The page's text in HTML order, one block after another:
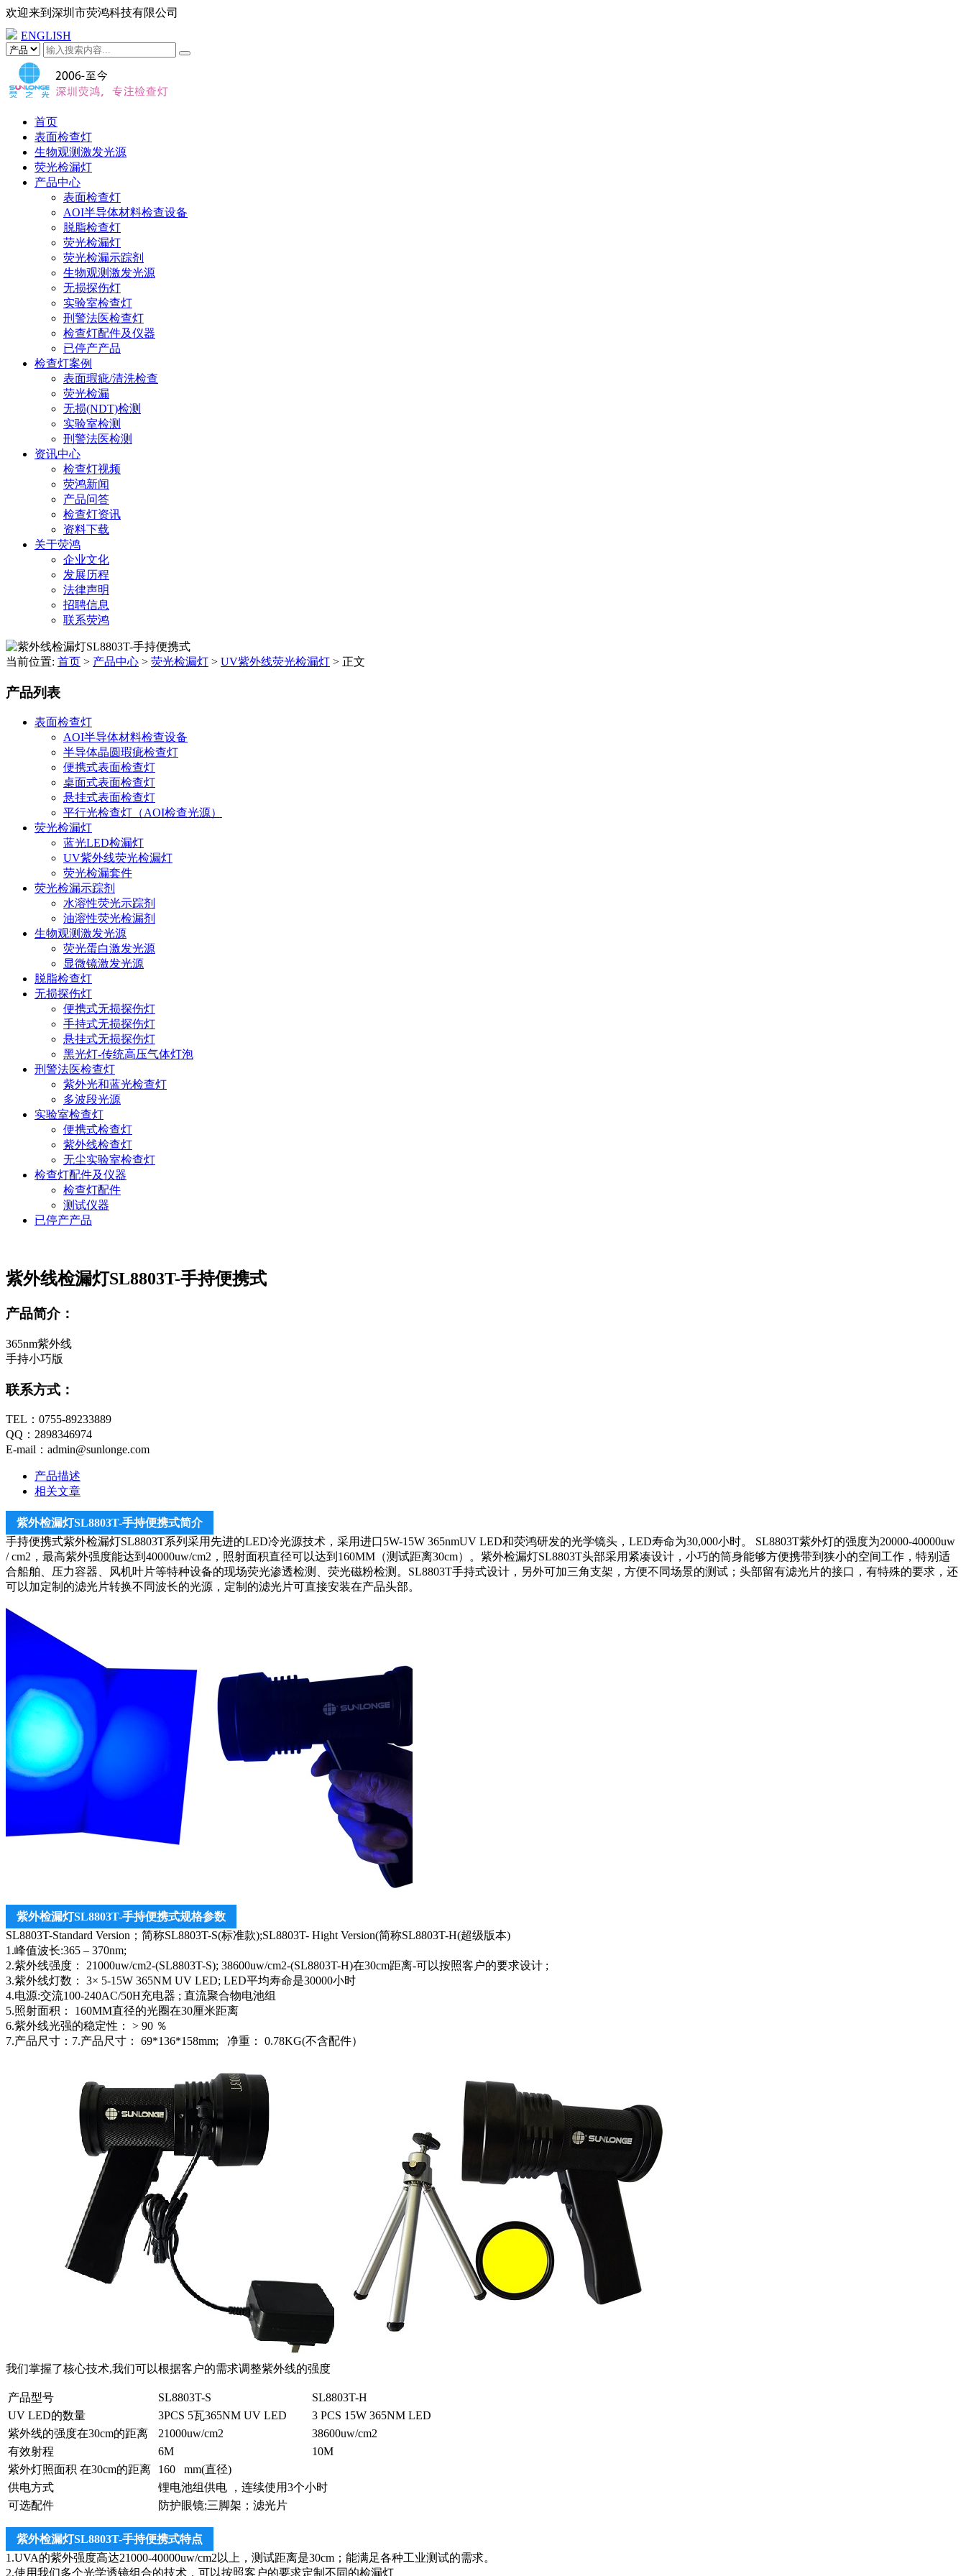
欢迎来到 深圳市荧鸿科技有限公司
ENGLISH
首页
表面检查灯
生物观测激发光源
荧光检漏灯
产品中心
表面检查灯
AOI半导体材料检查设备
脱脂检查灯
荧光检漏灯
荧光检漏示踪剂
生物观测激发光源
无损探伤灯
实验室检查灯
刑警法医检查灯
检查灯配件及仪器
已停产产品
检查灯案例
表面瑕疵/清洗检查
荧光检漏
无损(NDT)检测
实验室检测
刑警法医检测
资讯中心
检查灯视频
荧鸿新闻
产品问答
检查灯资讯
资料下载
关于荧鸿
企业文化
发展历程
法律声明
招聘信息
联系荧鸿
当前位置: 首页 > 产品中心 > 荧光检漏灯 > UV紫外线荧光检漏灯 > 正文
产品列表
表面检查灯
AOI半导体材料检查设备
半导体晶圆瑕疵检查灯
便携式表面检查灯
桌面式表面检查灯
悬挂式表面检查灯
平行光检查灯（AOI检查光源）
荧光检漏灯
蓝光LED检漏灯
UV紫外线荧光检漏灯
荧光检漏套件
荧光检漏示踪剂
水溶性荧光示踪剂
油溶性荧光检漏剂
生物观测激发光源
荧光蛋白激发光源
显微镜激发光源
脱脂检查灯
无损探伤灯
便携式无损探伤灯
手持式无损探伤灯
悬挂式无损探伤灯
黑光灯-传统高压气体灯泡
刑警法医检查灯
紫外光和蓝光检查灯
多波段光源
实验室检查灯
便携式检查灯
紫外线检查灯
无尘实验室检查灯
检查灯配件及仪器
检查灯配件
测试仪器
已停产产品
紫外线检漏灯SL8803T-手持便携式
产品简介：
365nm紫外线
手持小巧版
联系方式：
TEL：0755-89233889
QQ：2898346974
E-mail：admin@sunlonge.com
产品描述
相关文章
紫外检漏灯SL8803T-手持便携式简介
手持便携式紫外检漏灯SL8803T系列采用先进的LED冷光源技术，采用进口5W-15W 365nmUV LED和荧鸿研发的光学镜头，LED寿命为30,000小时。 SL8803T紫外灯的强度为20000-40000uw
/ cm2，最高紫外强度能达到40000uw/cm2，照射面积直径可以达到160MM（测试距离30cm）。紫外检漏灯SL8803T头部采用紧凑设计，小巧的筒身能够方便携带到狭小的空间工作，特别适
合船舶、压力容器、风机叶片等特种设备的现场荧光渗透检测、荧光磁粉检测。SL8803T手持式设计，另外可加三角支架，方便不同场景的测试；头部留有滤光片的接口，有特殊的要求，还
可以加定制的滤光片转换不同波长的光源，定制的滤光片可直接安装在产品头部。
紫外检漏灯SL8803T-手持便携式规格参数
SL8803T-Standard Version；简称SL8803T-S(标准款);SL8803T- Hight Version(简称SL8803T-H(超级版本)
1.峰值波长:365 – 370nm;
2.紫外线强度： 21000uw/cm2-(SL8803T-S); 38600uw/cm2-(SL8803T-H)在30cm距离-可以按照客户的要求设计 ;
3.紫外线灯数： 3× 5-15W 365NM UV LED; LED平均寿命是30000小时
4.电源:交流100-240AC/50H充电器 ; 直流聚合物电池组
5.照射面积： 160MM直径的光圈在30厘米距离
6.紫外线光强的稳定性： > 90 ％
7.产品尺寸：7.产品尺寸： 69*136*158mm; 净重： 0.78KG(不含配件）
我们掌握了核心技术,我们可以根据客户的需求调整紫外线的强度
产品型号 SL8803T-S
SL8803T-H
UV LED的数量
3PCS 5瓦365NM UV LED
3 PCS 15W 365NM LED
紫外线的强度在30cm的距离
21000uw/cm2
38600uw/cm2
有效射程
6M
10M
紫外灯照面积 在30cm的距离
160 mm(直径)
供电方式
锂电池组供电 ，连续使用3个小时
可选配件
防护眼镜;三脚架；滤光片
紫外检漏灯SL8803T-手持便携式特点
1.UVA的紫外强度高达21000-40000uw/cm2以上，测试距离是30cm；能满足各种工业测试的需求。
2.使用我们多个光学透镜组合的技术，可以按照客户的要求定制不同的检漏灯